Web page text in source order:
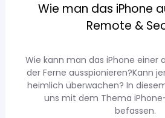
Wie man das iPhone
Remote &
Wie kann man das iPhone einer
der Ferne ausspionieren?Kann
heimlich überwachen? In
uns mit dem Thema
befassen.